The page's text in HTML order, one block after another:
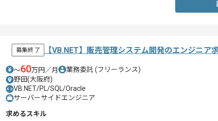
募集終了 【VB.NET】販売管理システム開発のエンジニア
〜60万円／月 業務委託 (フリーランス)
野田(大阪府)
VB.NET/PL/SQL/Oracle
サーバーサイドエンジニア
求めるスキル